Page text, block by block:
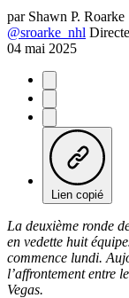
par Shawn P. Roarke
@sroarke_nhl
04 mai 2025
Lien copié
La deuxième ronde
en vedette huit
commence lundi.
l’affrontement entre
Vegas.